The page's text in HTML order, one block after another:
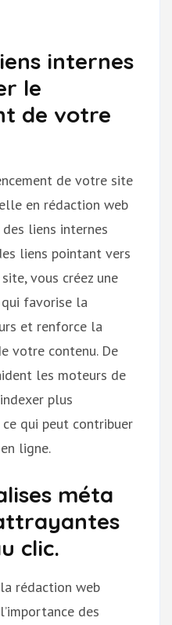
internes
le
de votre
de votre site
en rédaction web
liens internes
liens pointant vers
vous créez une
favorise la
et renforce la
votre contenu. De
les moteurs de
plus
qui peut contribuer
ligne.
méta
clic.
rédaction web
des